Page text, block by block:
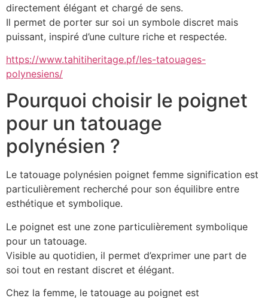
directement élégant et chargé de sens.
Il permet de porter sur soi un symbole discret mais
puissant, inspiré d’une culture riche et respectée.
https://www.tahitiheritage.pf/les-tatouages-
polynesiens/
Pourquoi choisir le poignet
pour un tatouage
polynésien ?
Le tatouage polynésien poignet femme signification est
particulièrement recherché pour son équilibre entre
esthétique et symbolique.
Le poignet est une zone particulièrement symbolique
pour un tatouage.
Visible au quotidien, il permet d’exprimer une part de
soi tout en restant discret et élégant.
Chez la femme, le tatouage au poignet est